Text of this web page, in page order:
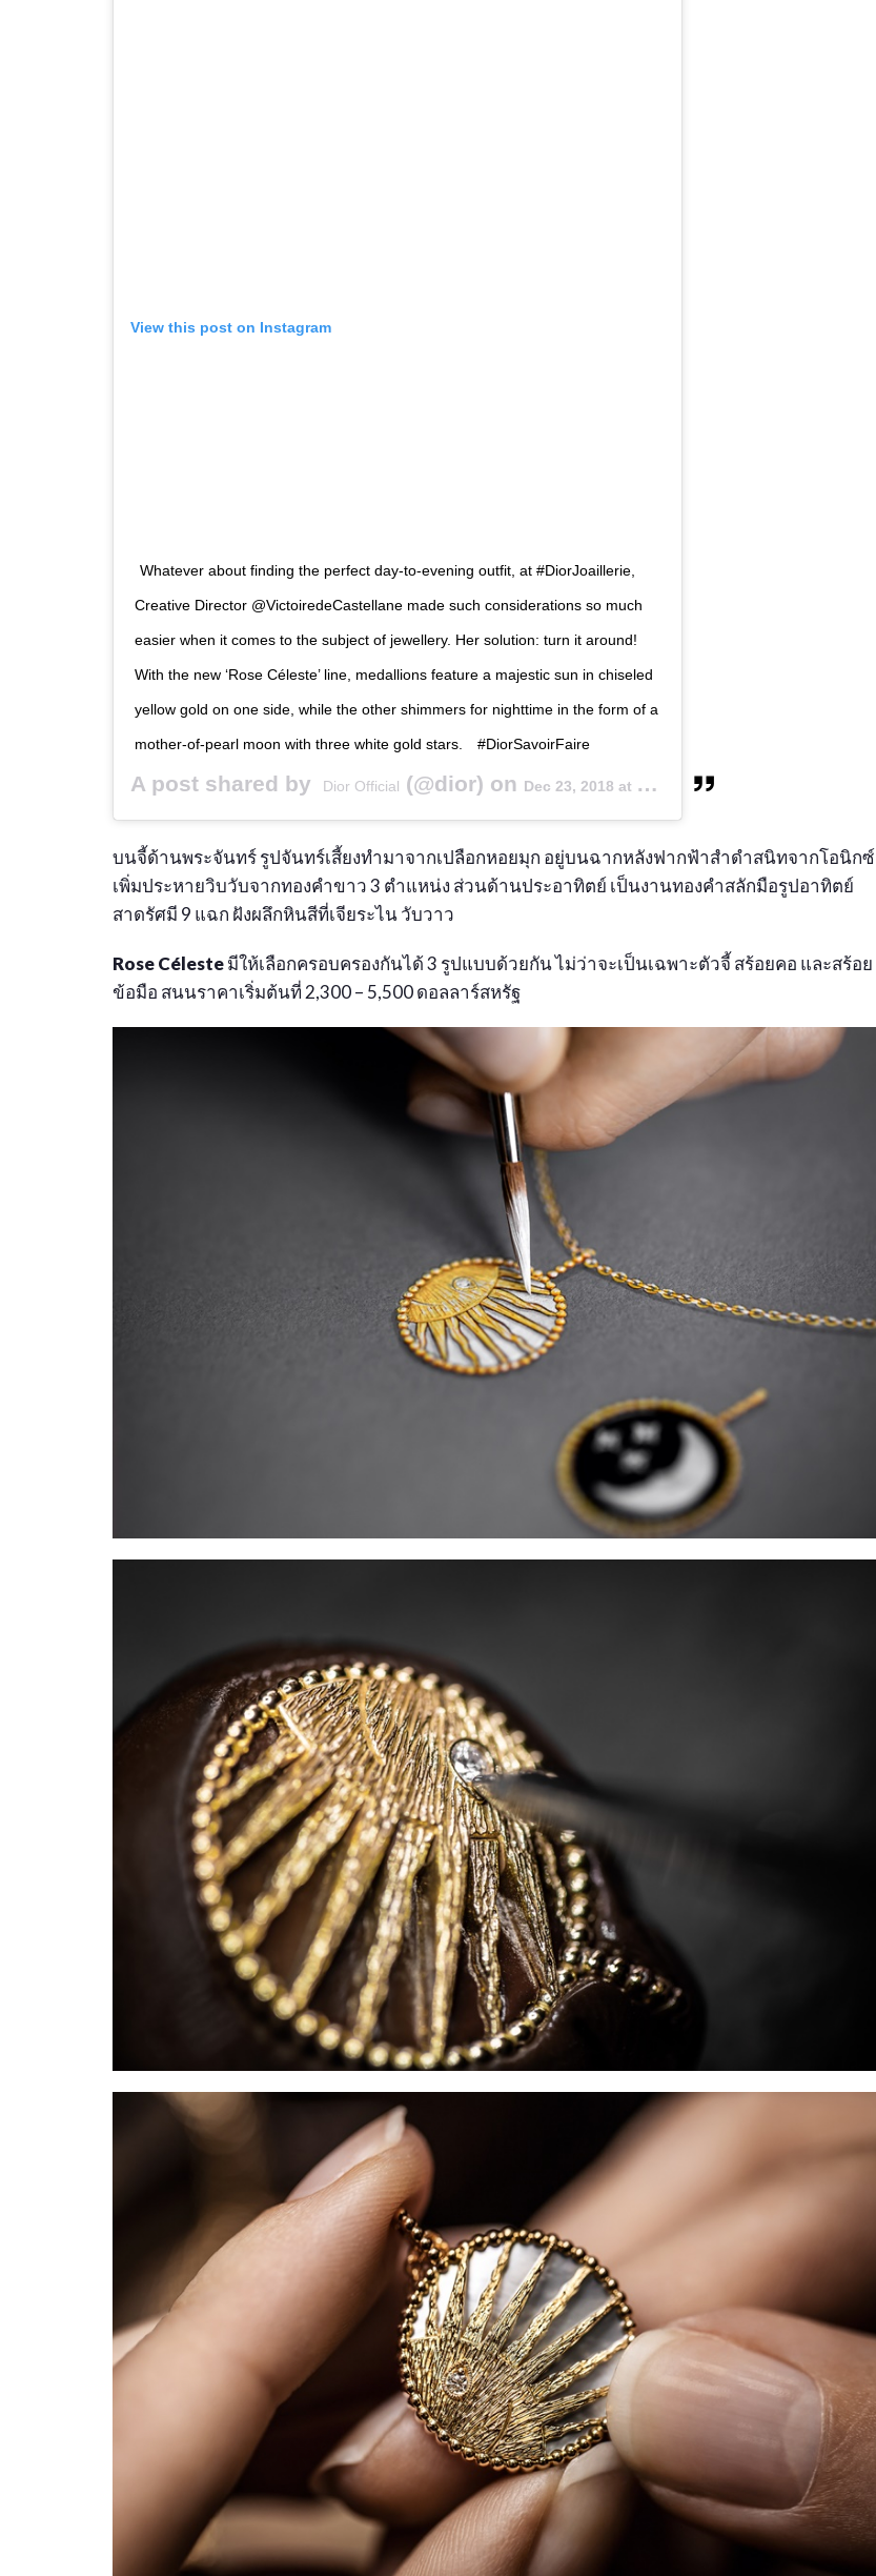
View this post on Instagram
Whatever about finding the perfect day-to-evening outfit, at #DiorJoaillerie,
Creative Director @VictoiredeCastellane made such considerations so much
easier when it comes to the subject of jewellery. Her solution: turn it around!
With the new ‘Rose Céleste’ line, medallions feature a majestic sun in chiseled
yellow gold on one side, while the other shimmers for nighttime in the form of a
mother-of-pearl moon with three white gold stars.⠀ #DiorSavoirFaire
A post shared by Dior Official (@dior) on Dec 23, 2018 at 9:49am PST
บนจี้ด้านพระจันทร์ รูปจันทร์เสี้ยงทำมาจากเปลือกหอยมุก อยู่บนฉากหลังฟากฟ้าสำดำสนิทจากโอนิกซ์
เพิ่มประหายวิบวับจากทองคำขาว 3 ตำแหน่ง ส่วนด้านประอาทิตย์ เป็นงานทองคำสลักมือรูปอาทิตย์
สาดรัศมี 9 แฉก ฝังผลึกหินสีที่เจียระไน วับวาว
Rose Célesteมีให้เลือกครอบครองกันได้ 3 รูปแบบด้วยกัน ไม่ว่าจะเป็นเฉพาะตัวจี้ สร้อยคอ และสร้อย
ข้อมือ สนนราคาเริ่มต้นที่ 2,300 – 5,500 ดอลลาร์สหรัฐ